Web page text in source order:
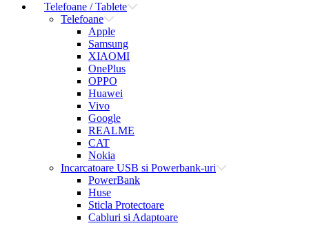
Telefoane / Tablete
Telefoane
Apple
Samsung
XIAOMI
OnePlus
OPPO
Huawei
Vivo
Google
REALME
CAT
Nokia
Incarcatoare USB si Powerbank-uri
PowerBank
Huse
Sticla Protectoare
Cabluri si Adaptoare